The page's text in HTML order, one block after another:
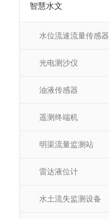
智慧水文
水位流速流量传感器
光电测沙仪
油液传感器
遥测终端机
明渠流量监测站
雷达液位计
水土流失监测设备